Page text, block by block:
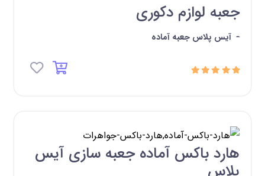
جعبه لوازم دکوری
- آیس پلاس جعبه آماده
هارد باکس آماده جعبه سازی آیس